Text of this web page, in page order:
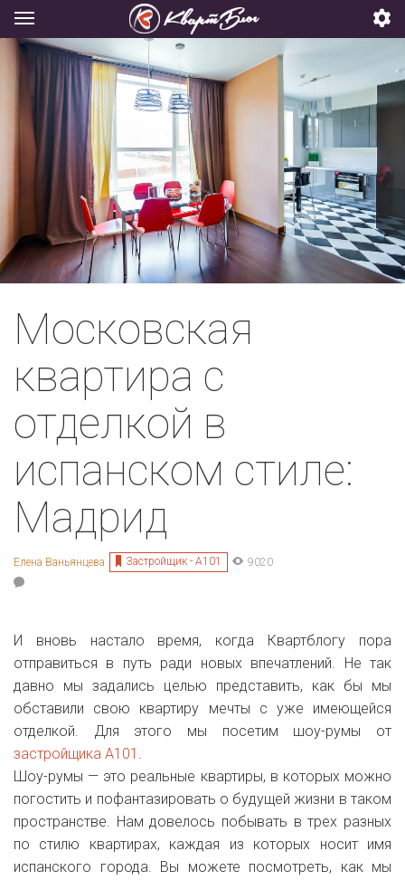
Московская
квартира с
отделкой в
испанском стиле:
Мадрид
Елена Ваньянцева Застройщик - А101 9020
И вновь настало время, когда Квартблогу пора
отправиться в путь ради новых впечатлений. Не так
давно мы задались целью представить, как бы мы
обставили свою квартиру мечты с уже имеющейся
отделкой. Для этого мы посетим шоу-румы от
застройщика А101 .
Шоу-румы — это реальные квартиры, в которых можно
погостить и пофантазировать о будущей жизни в таком
пространстве. Нам довелось побывать в трех разных
по стилю квартирах, каждая из которых носит имя
испанского города. Вы можете посмотреть, как мы